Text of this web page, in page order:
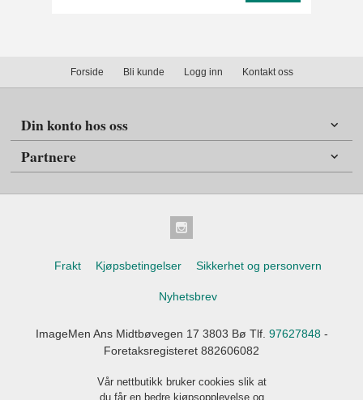
Forside Bli kunde Logg inn Kontakt oss
Din konto hos oss
Partnere
Frakt Kjøpsbetingelser Sikkerhet og personvern
Nyhetsbrev
ImageMen Ans Midtbøvegen 17 3803 Bø Tlf. 97627848-
Foretaksregisteret 882606082
Vår nettbutikk bruker cookies slik at
du får en bedre kjøpsopplevelse og